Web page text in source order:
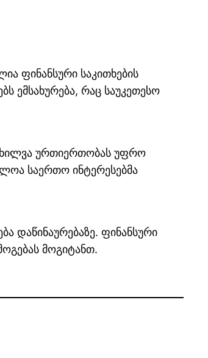
ფინანსური საკითხების
ემსახურება, რაც საუკეთესო
ურთიერთობას უფრო
საერთო ინტერესებმა
დაწინაურებაზე. ფინანსური
მოგიტანთ.